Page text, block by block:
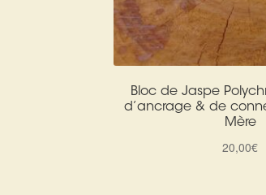
Bloc de Jaspe
d’ancrage & de
Mère
20,00€